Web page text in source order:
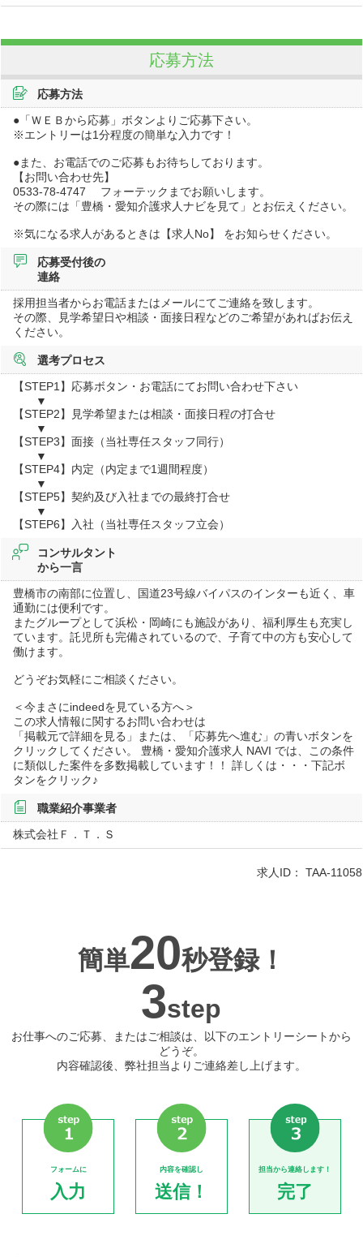
応募方法
応募方法
●「ＷＥＢから応募」ボタンよりご応募下さい。
※エントリーは1分程度の簡単な入力です！
●また、お電話でのご応募もお待ちしております。
【お問い合わせ先】
0533-78-4747 フォーテックまでお願いします。
その際には「豊橋・愛知介護求人ナビを見て」とお伝えください。
※気になる求人があるときは【求人No】 をお知らせください。
応募受付後の
連絡
採用担当者からお電話またはメールにてご連絡を致します。
その際、見学希望日や相談・面接日程などのご希望があればお伝え
ください。
選考プロセス
【STEP1】応募ボタン・お電話にてお問い合わせ下さい
▼
【STEP2】見学希望または相談・面接日程の打合せ
▼
【STEP3】面接（当社専任スタッフ同行）
▼
【STEP4】内定（内定まで1週間程度）
▼
【STEP5】契約及び入社までの最終打合せ
▼
【STEP6】入社（当社専任スタッフ立会）
コンサルタント
から一言
豊橋市の南部に位置し、国道23号線バイパスのインターも近く、車
通勤には便利です。
またグループとして浜松・岡崎にも施設があり、福利厚生も充実し
ています。託児所も完備されているので、子育て中の方も安心して
働けます。
どうぞお気軽にご相談ください。
＜今まさにindeedを見ている方へ＞
この求人情報に関するお問い合わせは
「掲載元で詳細を見る」または、「応募先へ進む」の青いボタンを
クリックしてください。 豊橋・愛知介護求人 NAVI では、この条件
に類似した案件を多数掲載しています！！ 詳しくは・・・下記ボ
タンをクリック♪
職業紹介事業者
株式会社Ｆ．Ｔ．Ｓ
求人ID： TAA-11058
簡単20秒登録！
3step
お仕事へのご応募、またはご相談は、以下のエントリーシートから
どうぞ。
内容確認後、弊社担当よりご連絡差し上げます。
フォームに
入力
内容を確認し
送信！
担当から連絡します！
完了